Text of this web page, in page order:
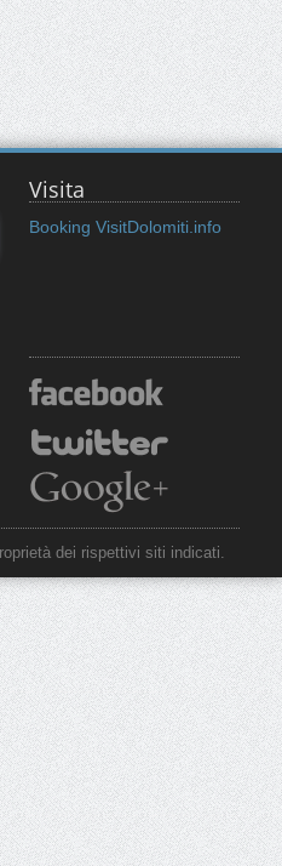
Visita
Booking VisitDolomiti.info
dei rispettivi siti indicati.